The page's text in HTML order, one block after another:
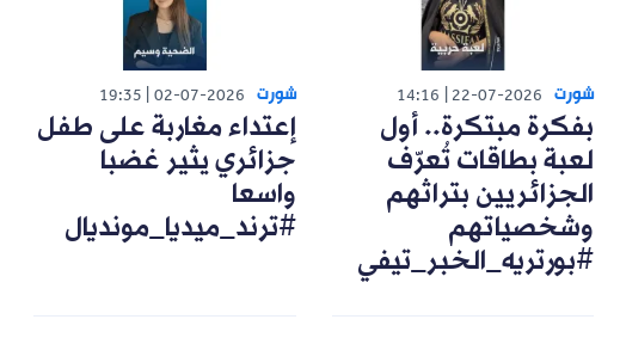
شورت 22-07-2026
14:16
بفكرة مبتكرة.. أول
لعبة بطاقات تُعرّف
الجزائريين بتراثهم
وشخصياتهم
#بورتريه_الخبر_تيفي
شورت 02-07-2026
19:35
إعتداء مغاربة على طفل
جزائري يثير غضبا
واسعا
#ترند_ميديا_مونديال